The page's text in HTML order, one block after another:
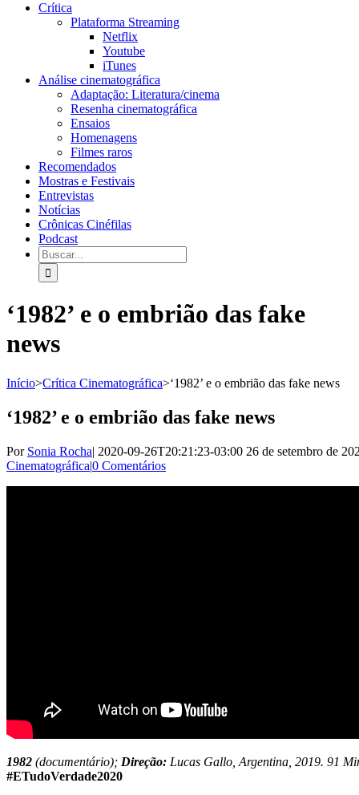
Crítica
Plataforma Streaming
Netflix
Youtube
iTunes
Análise cinematográfica
Adaptação: Literatura/cinema
Resenha cinematográfica
Ensaios
Homenagens
Filmes raros
Recomendados
Mostras e Festivais
Entrevistas
Notícias
Crônicas Cinéfilas
Podcast
‘1982’ e o embrião das fake
news
Início>Crítica Cinematográfica>‘1982’ e o embrião das fake news
‘1982’ e o embrião das fake news
Por Sonia Rocha| 2020-09-26T20:21:23-03:00 26 de setembro de
Cinematográfica|0 Comentários
1982 (documentário); Direção: Lucas Gallo, Argentina, 2019. 91
#ETudoVerdade2020